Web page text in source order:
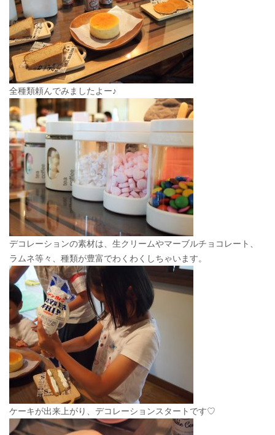
全種類頼んでみましたよー♪
デコレーションの素材は、生クリームやマーブルチョコレート、
ラムネ等々、種類が豊富でわくわくしちゃいます。
ケーキが出来上がり、デコレーションスタートです♡